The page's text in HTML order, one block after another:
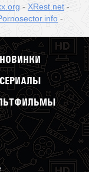
- XRest.net -
-
СЕРИАЛЫ